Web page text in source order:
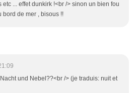
etc ... effet dunkirk !<br /> sinon un bien fou
bord de mer , bisous !!
und Nebel??<br /> (je traduis: nuit et